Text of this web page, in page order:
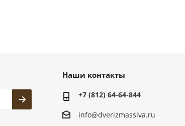
Наши контакты
+7 (812) 64-64-844
info@dverizmassiva.ru